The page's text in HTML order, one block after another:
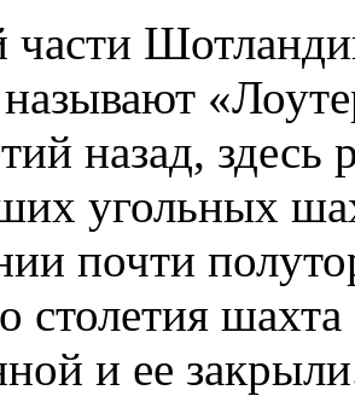
назад, здесь
угольных
почти
столетия шахта
и ее